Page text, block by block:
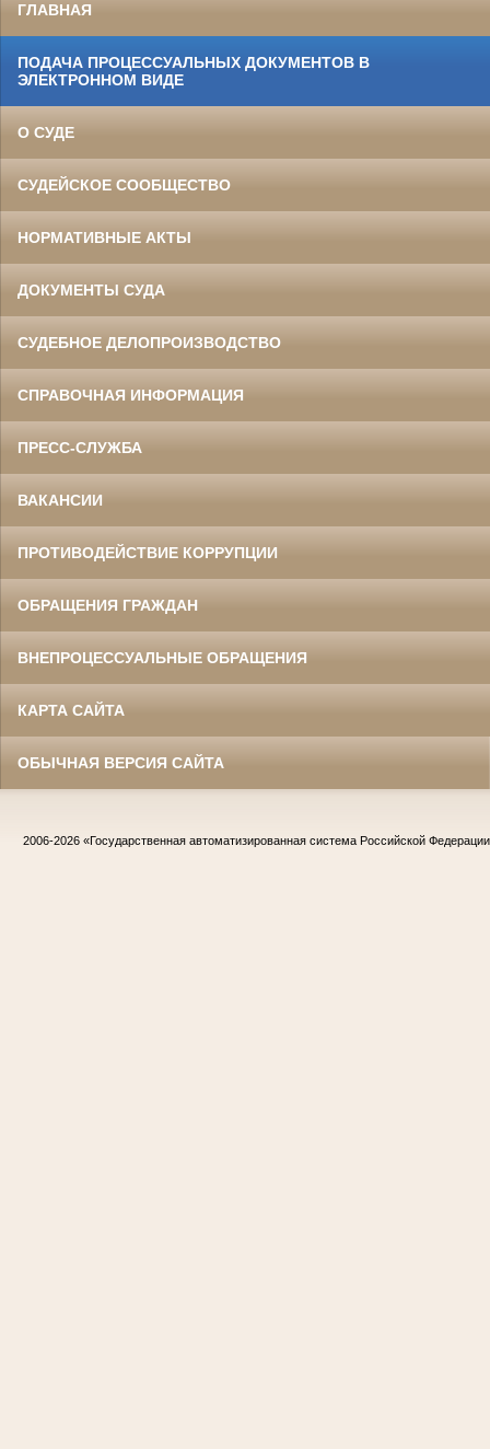
ГЛАВНАЯ
ПОДАЧА ПРОЦЕССУАЛЬНЫХ ДОКУМЕНТОВ В
ЭЛЕКТРОННОМ ВИДЕ
О СУДЕ
СУДЕЙСКОЕ СООБЩЕСТВО
НОРМАТИВНЫЕ АКТЫ
ДОКУМЕНТЫ СУДА
СУДЕБНОЕ ДЕЛОПРОИЗВОДСТВО
СПРАВОЧНАЯ ИНФОРМАЦИЯ
ПРЕСС-СЛУЖБА
ВАКАНСИИ
ПРОТИВОДЕЙСТВИЕ КОРРУПЦИИ
ОБРАЩЕНИЯ ГРАЖДАН
ВНЕПРОЦЕССУАЛЬНЫЕ ОБРАЩЕНИЯ
КАРТА САЙТА
ОБЫЧНАЯ ВЕРСИЯ САЙТА
2006-2026 «Государственная автоматизированная система Российской